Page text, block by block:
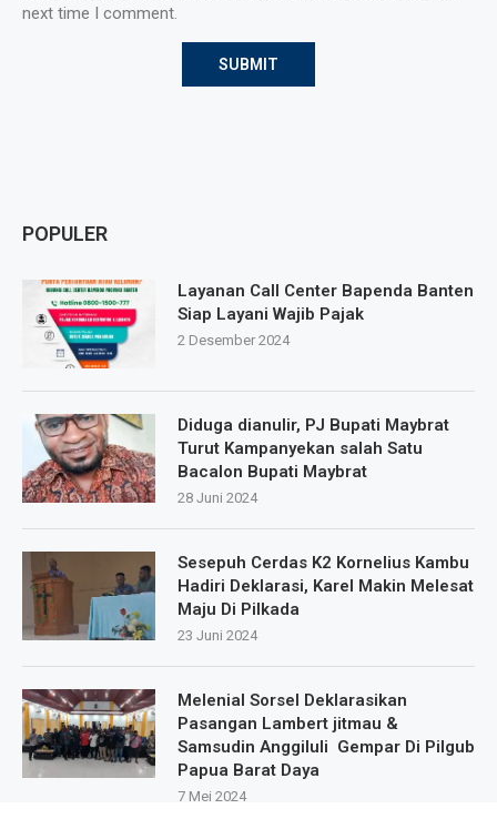
next time I comment.
POPULER
Layanan Call Center Bapenda Banten
Siap Layani Wajib Pajak
2 Desember 2024
Diduga dianulir, PJ Bupati Maybrat
Turut Kampanyekan salah Satu
Bacalon Bupati Maybrat
28 Juni 2024
Sesepuh Cerdas K2 Kornelius Kambu
Hadiri Deklarasi, Karel Makin Melesat
Maju Di Pilkada
23 Juni 2024
Melenial Sorsel Deklarasikan
Pasangan Lambert jitmau &
Samsudin Anggiluli Gempar Di Pilgub
Papua Barat Daya
7 Mei 2024